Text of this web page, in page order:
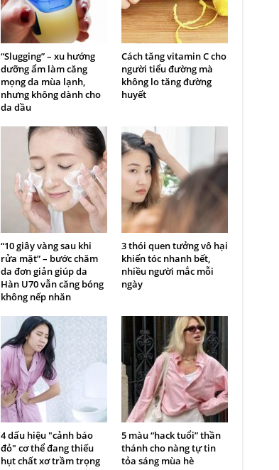
“Slugging” – xu hướng
dưỡng ẩm làm căng
mọng da mùa lạnh,
nhưng không dành cho
da dầu
Cách tăng vitamin C cho
người tiểu đường mà
không lo tăng đường
huyết
“10 giây vàng sau khi
rửa mặt” – bước chăm
da đơn giản giúp da
Hàn U70 vẫn căng bóng
không nếp nhăn
3 thói quen tưởng vô hại
khiến tóc nhanh bết,
nhiều người mắc mỗi
ngày
4 dấu hiệu "cảnh báo
đỏ" cơ thể đang thiếu
hụt chất xơ trầm trọng
5 màu “hack tuổi” thần
thánh cho nàng tự tin
tỏa sáng mùa hè